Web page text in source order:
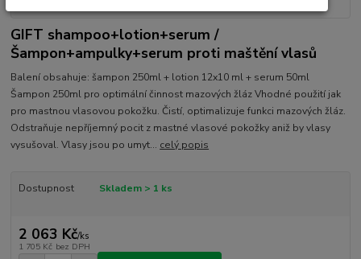
GIFT shampoo+lotion+serum /
Šampon+ampulky+serum proti maštění vlasů
Balení obsahuje: šampon 250ml + lotion 12x10 ml + serum 50ml
Šampon 250ml pro optimální činnost mazových žláz Vhodné použití jak
pro mastnou vlasovou pokožku. Čistí, optimalizuje funkci mazových žláz.
Odstraňuje nepříjemný pocit z mastné vlasové pokožky aniž by vlasy
vysušoval. Vlasy jsou po umyt... celý popis
Dostupnost Skladem > 1 ks
2 063 Kč/ks
1 705 Kč bez DPH